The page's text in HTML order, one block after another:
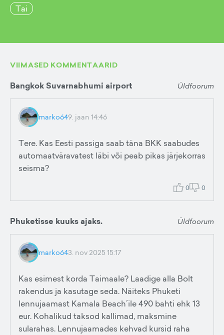
Tai
VIIMASED KOMMENTAARID
Bangkok Suvarnabhumi airport Üldfoorum
marko649. jaan 14:46
Tere. Kas Eesti passiga saab täna BKK saabudes
automaatväravatest läbi või peab pikas järjekorras
seisma?
0 0
Phuketisse kuuks ajaks. Üldfoorum
marko643. nov 2025 15:17
Kas esimest korda Taimaale? Laadige alla Bolt
rakendus ja kasutage seda. Näiteks Phuketi
lennujaamast Kamala Beach´ile 490 bahti ehk 13
eur. Kohalikud taksod kallimad, maksmine
sularahas. Lennujaamades kehvad kursid raha